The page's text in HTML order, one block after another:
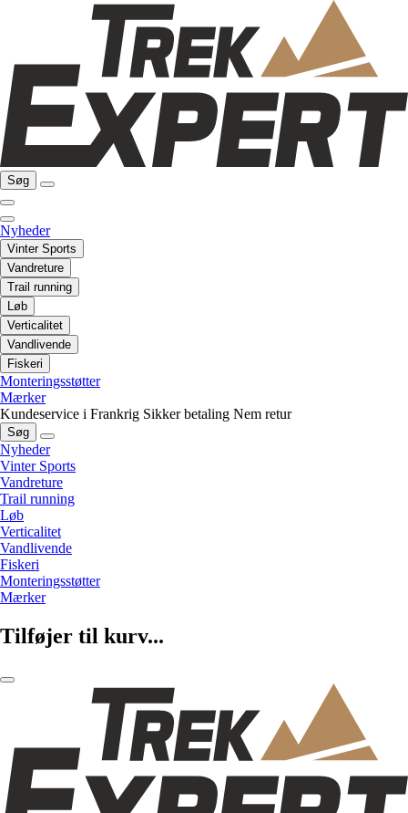
Søg
Nyheder
Vinter Sports
Vandreture
Trail running
Løb
Verticalitet
Vandlivende
Fiskeri
Monteringsstøtter
Mærker
Kundeservice i Frankrig Sikker betaling Nem retur
Søg
Nyheder
Vinter Sports
Vandreture
Trail running
Løb
Verticalitet
Vandlivende
Fiskeri
Monteringsstøtter
Mærker
Tilføjer til kurv...